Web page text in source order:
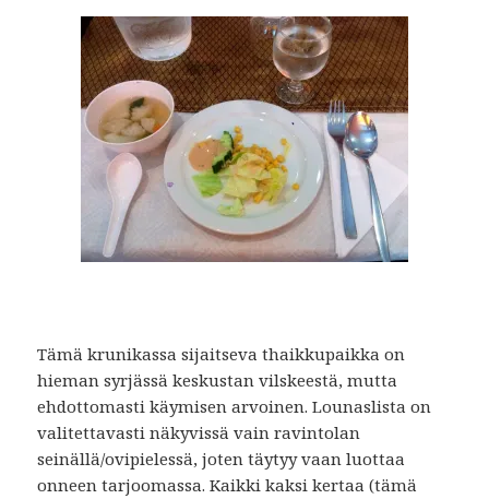
Tämä krunikassa sijaitseva thaikkupaikka on
hieman syrjässä keskustan vilskeestä, mutta
ehdottomasti käymisen arvoinen. Lounaslista on
valitettavasti näkyvissä vain ravintolan
seinällä/ovipielessä, joten täytyy vaan luottaa
onneen tarjoomassa. Kaikki kaksi kertaa (tämä